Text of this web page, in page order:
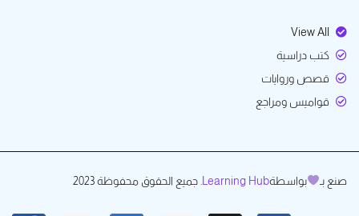
View All
كتب دراسية
قصص وروايات
قواميس ومراجع
صنع بـ بواسطةLearning Hub . جميع الحقوق محفوظة 2023